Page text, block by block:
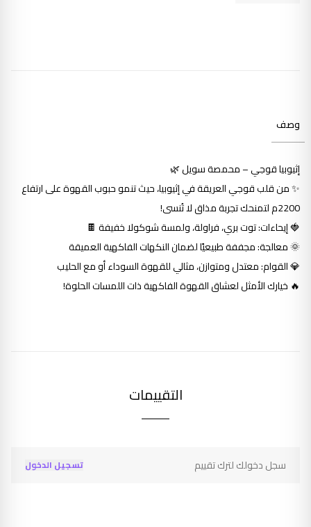
وصف
إثيوبيا قوجي – محمصة سويل🌿
✨ من قلبقوجي العريقةفي إثيوبيا، حيث تنمو حبوب القهوة على ارتفاع
2200م لتمنحك تجربة مذاق لا تُنسى!
🍓إيحاءات: توت بري، فراولة، ولمسة شوكولا خفيفة 🍫
🌞معالجة: مجففة طبيعيًا لضمان النكهات الفاكهية العميقة
💎القوام: معتدل ومتوازن، مثالي للقهوة السوداء أو مع الحليب
🔥 خيارك الأمثل لعشاق القهوة الفاكهية ذات اللمسات الحلوة!
التقييمات
سجل دخولك لترك تقييم تسجيل الدخول